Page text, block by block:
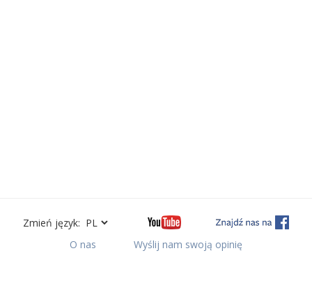
Zmień język:
O nas
Wyślij nam swoją opinię